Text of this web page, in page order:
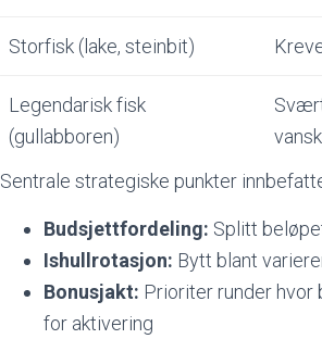
Storfisk (lake, steinbit)
Legendarisk fisk
(gullabboren)
Sentrale strategiske punkter
Budsjettfordeling: Splitt
Ishullrotasjon: Bytt blant
Bonusjakt: Prioriter runder hvor
for aktivering